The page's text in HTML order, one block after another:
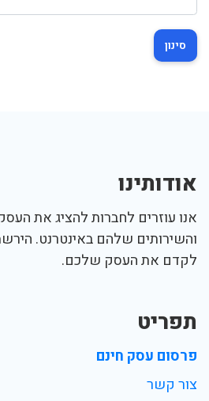
סינון
אודותינו
אנו עוזרים לחברות להציג את
והשירותים שלהם באינטרנט.
לקדם את העסק שלכם.
תפריט
פרסום עסק חינם
צור קשר